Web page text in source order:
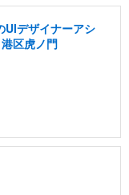
UIデザイナーアシ
区虎ノ門